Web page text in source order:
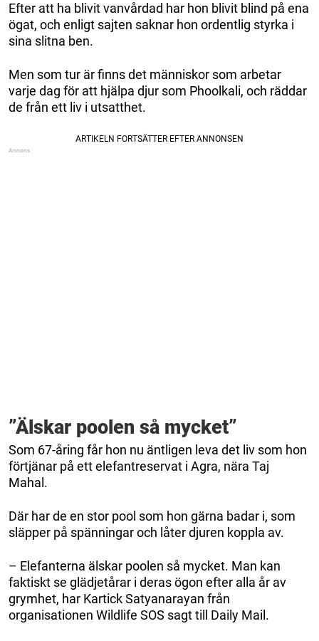
Efter att ha blivit vanvårdad har hon blivit blind på ena
ögat, och enligt sajten saknar hon ordentlig styrka i
sina slitna ben.
Men som tur är finns det människor som arbetar
varje dag för att hjälpa djur som Phoolkali, och räddar
de från ett liv i utsatthet.
”Älskar poolen så mycket”
Som 67-åring får hon nu äntligen leva det liv som hon
förtjänar på ett elefantreservat i Agra, nära Taj
Mahal.
Där har de en stor pool som hon gärna badar i, som
släpper på spänningar och låter djuren koppla av.
– Elefanterna älskar poolen så mycket. Man kan
faktiskt se glädjetårar i deras ögon efter alla år av
grymhet, har Kartick Satyanarayan från
organisationen Wildlife SOS sagt till Daily Mail.